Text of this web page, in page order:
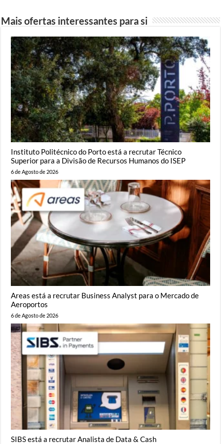
Mais ofertas interessantes para si
Instituto Politécnico do Porto está a recrutar Técnico
Superior para a Divisão de Recursos Humanos do ISEP
6 de Agosto de 2026
Areas está a recrutar Business Analyst para o Mercado de
Aeroportos
6 de Agosto de 2026
SIBS está a recrutar Analista de Data & Cash